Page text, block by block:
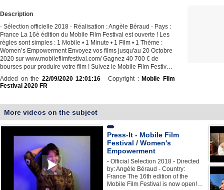
Description
- Sélection officielle 2018 - Réalisation : Angèle Béraud - Pays :
France La 16è édition du Mobile Film Festival est ouverte ! Les
règles sont simples : 1 Mobile • 1 Minute • 1 Film • 1 Thème :
Women’s Empowerment Envoyez vos films jusqu'au 20 Octobre
2020 sur www.mobilefilmfestival.com/ Gagnez 40 700 € de
bourses pour produire votre film ! Suivez le Mobile Film Festiv…
Added on the 22/09/2020 12:01:16 - Copyright : Mobile Film
Festival 2020 FR
More videos on the subject
Press-It - Mobile Film
Festival / Women's
Empowerment
- Official Selection 2018 - Directed
by: Angèle Béraud - Country:
France The 16th edition of the
Mobile Film Festival is now open!…